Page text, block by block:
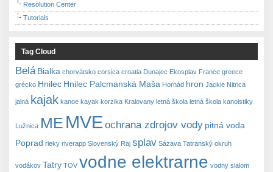
Resolution Center
Tutorials
Tag Cloud
Belá Bialka chorvátsko corsica croatia Dunajec Ekosplav France greece
grécko Hnilec Hnilec Palcmanská Maša Hornád hron Jackie Nitrica
jalná kajak kanoe kayak korzika Kralovany letná škola letná škola kanoistiky
Lužnica ME MVE ochrana zdrojov vody pitná voda
Poprad rieky riverapp Slovenský Raj splav Sázava Tatranský okruh
vodákov Tatry TOV vodne elektrarne vodny slalom